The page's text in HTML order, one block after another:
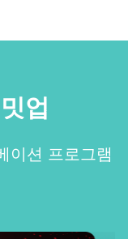
업
이션 프로그램